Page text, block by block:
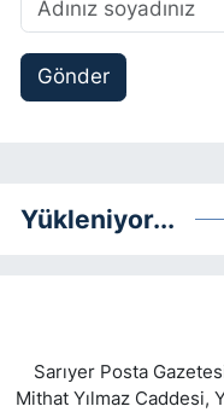
Gönder
Yükleniyor...
Sarıyer Posta
Mithat Yılmaz Caddesi,